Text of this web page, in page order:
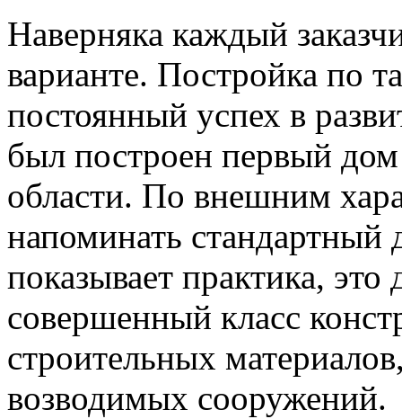
Наверняка каждый
варианте. Постройка по
постоянный успех в
был построен первый
области. По внешним
напоминать стандартный
показывает практика,
совершенный класс
строительных
возводимых сооружений.